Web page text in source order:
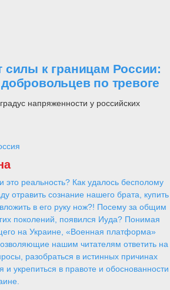
силы к границам России:
по тревоге
напряженности у российских
это реальность? Как удалось бесполому
отравить сознание нашего брата, купить
в его руку нож?! Посему за общим
поколений, появился Иуда? Понимая
на Украине, «Военная платформа»
нашим читателям ответить на
разобраться в истинных причинах
и укрепиться в правоте и обоснованности